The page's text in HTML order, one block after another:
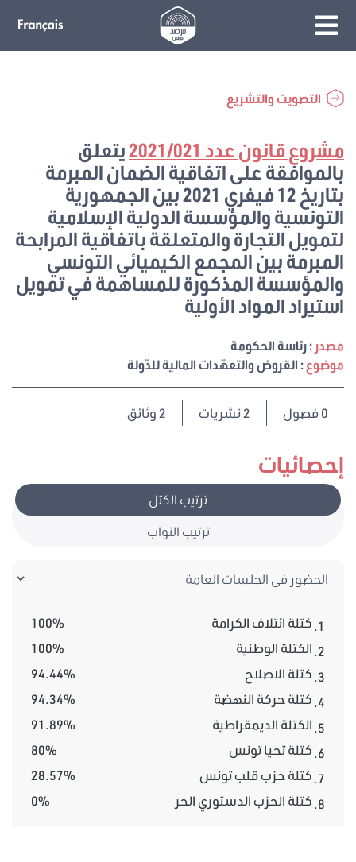
التصويت والتشريع
إحصائيات
ترتيب الكتل
ترتيب النواب
1. كتلة ائتلاف الكرامة
100%
2. الكتلة الوطنية
100%
3. كتلة الاصلاح
94.44%
4. كتلة حركة النهضة
94.34%
5. الكتلة الديمقراطية
91.89%
6. كتلة تحيا تونس
80%
7. كتلة حزب قلب تونس
28.57%
8. كتلة الحزب الدستوري الحر 0%
مشروع قانون عدد 2021/021
يتعلق
بالموافقة على اتفاقية الضمان المبرمة
بتاريخ 12 فيفري 2021 بين الجمهورية
التونسية والمؤسسة الدولية الإسلامية
لتمويل التجارة والمتعلقة باتفاقية المرابحة
المبرمة بين المجمع الكيميائي التونسي
والمؤسسة المذكورة للمساهمة في تمويل
استيراد المواد الأولية
مصدر : رئاسة الحكومة
موضوع: القروض والتعهّدات المالية للدّولة
0فصول 2 نشريات 2 وثائق